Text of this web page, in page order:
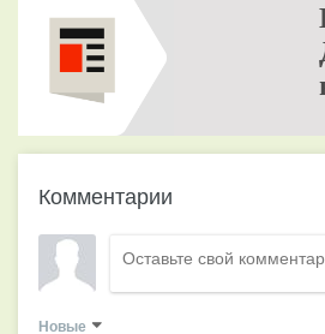
Комментарии
Новые